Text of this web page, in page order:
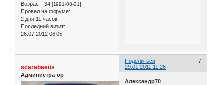
Возраст: 34 [1991-08-21]
Провел на форуме:
2 дня 11 часов
Последний визит:
26.07.2012 06:05
Поделиться
7
29.01.2011 11:26
scarabaeus
Администратор
Александр70